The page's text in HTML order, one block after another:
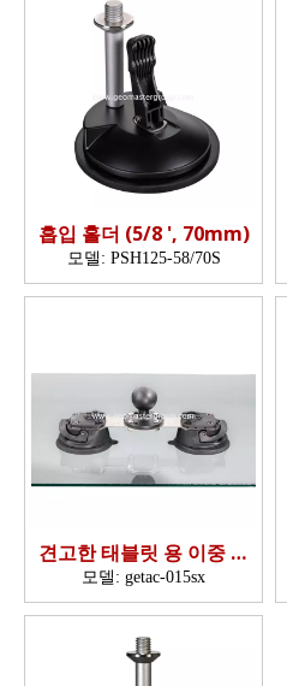
흡입 홀더 (5/8 ', 70mm)
모델: PSH125-58/70S
견고한 태블릿 용 이중 흡
입 컵
모델: getac-015sx